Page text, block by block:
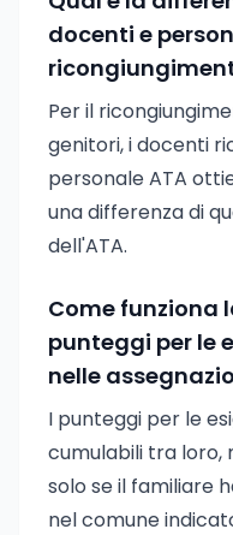
docenti e
Per il
genitori, i docenti
personale ATA
una differenza di
dell'ATA.
Come funziona
punteggi per le
nelle
I punteggi per le
cumulabili tra loro,
solo se il familiare
nel comune